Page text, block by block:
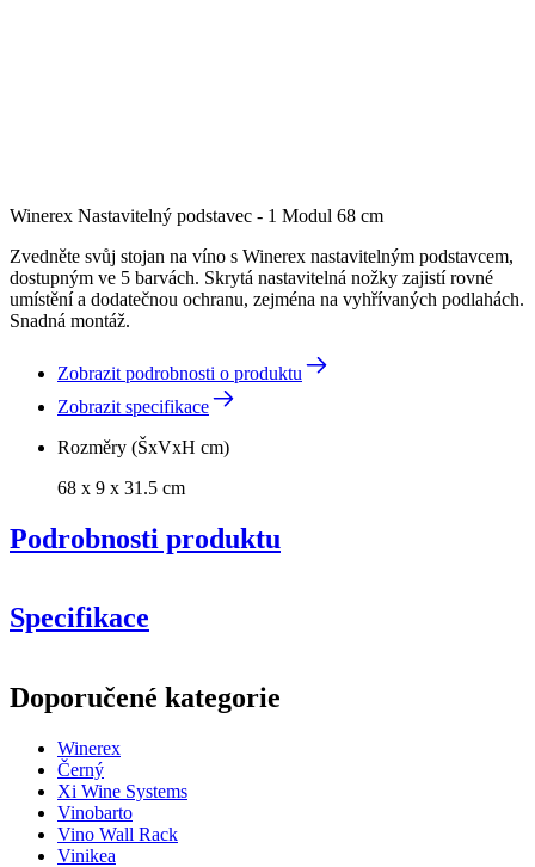
Winerex Nastavitelný podstavec - 1 Modul 68 cm
Zvedněte svůj stojan na víno s Winerex nastavitelným podstavcem,
dostupným ve 5 barvách. Skrytá nastavitelná nožky zajistí rovné
umístění a dodatečnou ochranu, zejména na vyhřívaných podlahách.
Snadná montáž.
Zobrazit podrobnosti o produktu
Zobrazit specifikace
Rozměry (ŠxVxH cm)
68 x 9 x 31.5 cm
Podrobnosti produktu
Specifikace
Číslo produktuHXZP68
Obecné
Umístění Podlaha
Modulární
ÚpravaHnědě mořená borovice
Doručení
Doporučené kategorie
Winerex
Černý
Xi Wine Systems
Vinobarto
Vino Wall Rack
Vinikea